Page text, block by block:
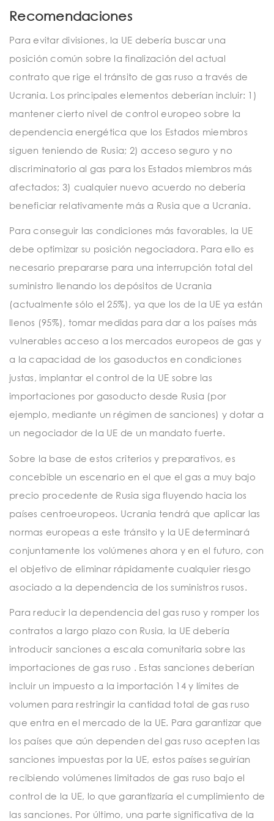
Recomendaciones
Para evitar divisiones, la UE debería buscar una
posición común sobre la finalización del actual
contrato que rige el tránsito de gas ruso a través de
Ucrania. Los principales elementos deberían incluir: 1)
mantener cierto nivel de control europeo sobre la
dependencia energética que los Estados miembros
siguen teniendo de Rusia; 2) acceso seguro y no
discriminatorio al gas para los Estados miembros más
afectados; 3) cualquier nuevo acuerdo no debería
beneficiar relativamente más a Rusia que a Ucrania.
Para conseguir las condiciones más favorables, la UE
debe optimizar su posición negociadora. Para ello es
necesario prepararse para una interrupción total del
suministro llenando los depósitos de Ucrania
(actualmente sólo el 25%), ya que los de la UE ya están
llenos (95%), tomar medidas para dar a los países más
vulnerables acceso a los mercados europeos de gas y
a la capacidad de los gasoductos en condiciones
justas, implantar el control de la UE sobre las
importaciones por gasoducto desde Rusia (por
ejemplo, mediante un régimen de sanciones) y dotar a
un negociador de la UE de un mandato fuerte.
Sobre la base de estos criterios y preparativos, es
concebible un escenario en el que el gas a muy bajo
precio procedente de Rusia siga fluyendo hacia los
países centroeuropeos. Ucrania tendrá que aplicar las
normas europeas a este tránsito y la UE determinará
conjuntamente los volúmenes ahora y en el futuro, con
el objetivo de eliminar rápidamente cualquier riesgo
asociado a la dependencia de los suministros rusos.
Para reducir la dependencia del gas ruso y romper los
contratos a largo plazo con Rusia, la UE debería
introducir sanciones a escala comunitaria sobre las
importaciones de gas ruso . Estas sanciones deberían
incluir un impuesto a la importación 14 y límites de
volumen para restringir la cantidad total de gas ruso
que entra en el mercado de la UE. Para garantizar que
los países que aún dependen del gas ruso acepten las
sanciones impuestas por la UE, estos países seguirían
recibiendo volúmenes limitados de gas ruso bajo el
control de la UE, lo que garantizaría el cumplimiento de
las sanciones. Por último, una parte significativa de la